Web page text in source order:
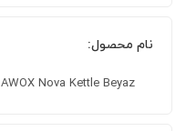
نام محصول:
AWOX Nova Kettle Beyaz